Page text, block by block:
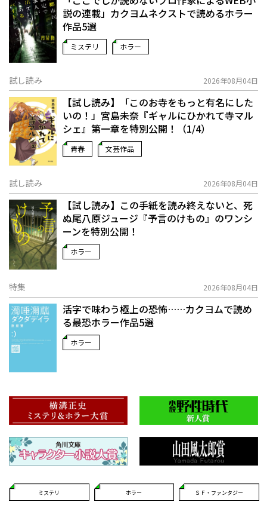
説の連載」――カクヨムネクストで読めるホラー
作品5選
ミステリ ホラー
試し読み 2026年08月04日
【試し読み】「このお寺をもっと有名にした
いの！」宮島未奈『ギャルにひかれて寺マル
シェ』第一章を特別公開！（1/4）
青春 文芸作品
試し読み 2026年08月04日
【試し読み】この手紙を読み終えないと、死
ぬ――尾八原ジュージ『予言のけもの』のワンシ
ーンを特別公開！
ホラー
特集 2026年08月04日
活字で味わう極上の恐怖……カクヨムで読め
る最恐ホラー作品5選
ホラー
ミステリ ホラー ＳＦ・ファンタジー